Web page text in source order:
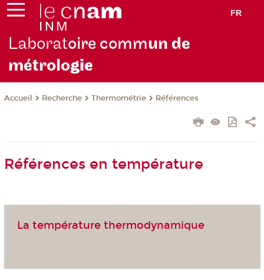
FR
Laboratoire commun de
métrologie
Accueil Recherche Thermométrie Références
Références en température
La température thermodynamique